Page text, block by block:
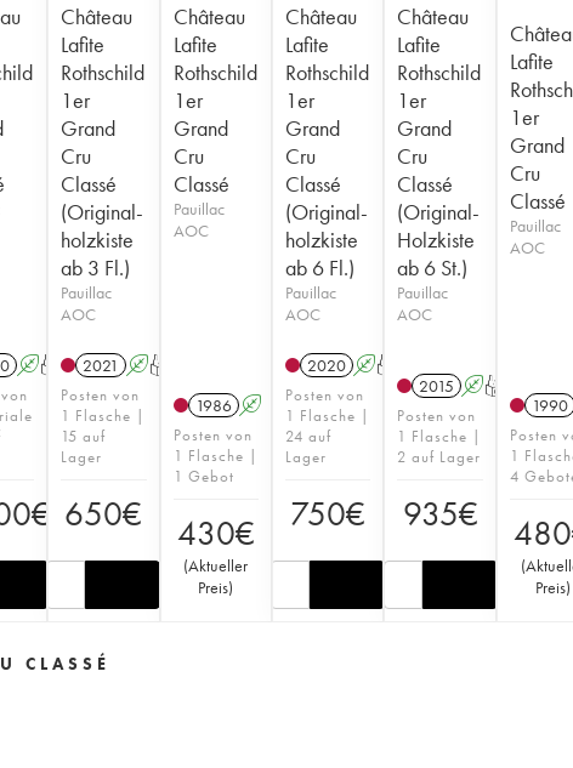
AT
€
Château
Lafite
Rothschild
1er
Grand
Cru
Classé
(Original-
holzkiste
ab 3 Fl.)
Pauillac
AOC
2021 AT
Posten von
1 Flasche |
15 auf
Lager
650€
Château
Lafite
Rothschild
1er
Grand
Cru
Classé
Pauillac
AOC
1986 A
Posten von
1 Flasche |
1 Gebot
430€
(Aktueller
Preis)
Château
Lafite
Rothschild
1er
Grand
Cru
Classé
(Original-
holzkiste
ab 6 Fl.)
Pauillac
AOC
2020 AT
Posten von
1 Flasche |
24 auf
Lager
750€
Château
Lafite
Rothschild
1er
Grand
Cru
Classé
(Original-
Holzkiste
ab 6 St.)
Pauillac
AOC
2015 AT
Posten von
1 Flasche |
2 auf Lager
935€
Lafite
1er
Grand
Cru
Classé
Pauillac
AOC
1990
Posten
1
4
480
(
Preis)
CLASSÉ